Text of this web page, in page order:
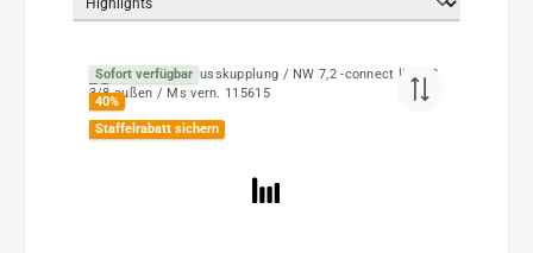
Sofort verfügbar
40%
Staffelrabatt sichern